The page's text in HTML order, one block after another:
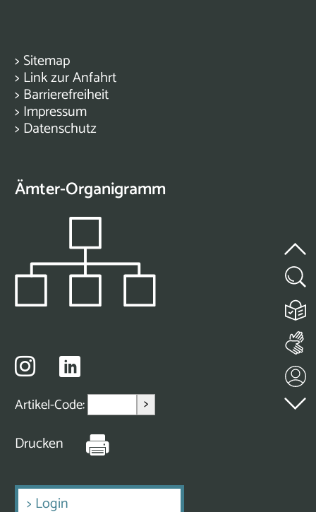
> Sitemap
> Link zur Anfahrt
> Barrierefreiheit
> Impressum
> Datenschutz
Ämter-Organigramm
Artikel-Code: >
Drucken
> Login